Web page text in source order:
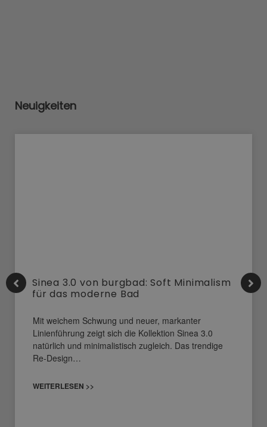
Neuigkeiten
Sinea 3.0 von burgbad: Soft Minimalism
für das moderne Bad
Mit weichem Schwung und neuer, markanter
Linienführung zeigt sich die Kollektion Sinea 3.0
natürlich und minimalistisch zugleich. Das trendige
Re-Design…
WEITERLESEN >>